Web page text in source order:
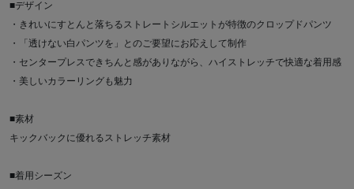
■デザイン
・きれいにすとんと落ちるストレートシルエットが特徴のクロップドパンツ
・「透けない白パンツを」とのご要望にお応えして制作
・センタープレスできちんと感がありながら、ハイストレッチで快適な着用感
・美しいカラーリングも魅力
■素材
キックバックに優れるストレッチ素材
■着用シーズン